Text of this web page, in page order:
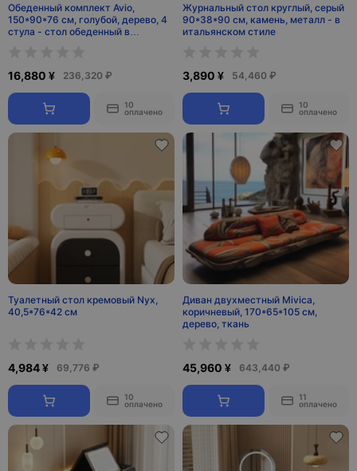
Обеденный комплект Avio,
150*90*76 см, голубой, дерево, 4
стула - стол обеденный в
16,880 ¥ 236,320 ₽
10
оплачено
Журнальный стол круглый, серый
90*38*90 см, камень, металл - в
итальянском стиле
3,890 ¥ 54,460 ₽
10
оплачено
Туалетный стол кремовый Nyx,
40,5*76*42 см
4,984 ¥ 69,776 ₽
10
оплачено
Диван двухместный Mivica,
коричневый, 170*65*105 см,
дерево, ткань
45,960 ¥ 643,440 ₽
11
оплачено